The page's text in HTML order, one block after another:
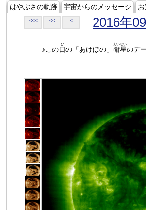
はやぶさの軌跡 宇宙からのメッセージ お
<<< << < 2016年
♪この日
ひ
の「あけぼの」 衛星
えいせい
のデ